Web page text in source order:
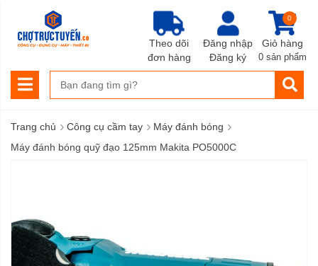
Đăng nhập
Đăng ký
Giỏ hàng
0
0 sản phẩm
Theo dõi
đơn hàng
Trang chủ › Công cụ cầm tay › Máy đánh bóng ›
Máy đánh bóng quỹ đạo 125mm Makita PO5000C